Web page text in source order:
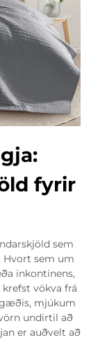
fyrir
sem
sem um
inkontinens,
vökva frá
mjúkum
undirtil að
er auðvelt að